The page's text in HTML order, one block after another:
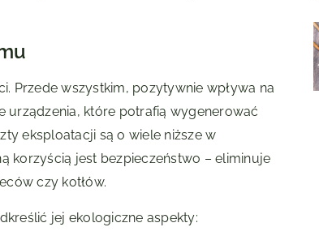
Przede wszystkim, pozytywnie wpływa na
urządzenia, które potrafią wygenerować
eksploatacji są o wiele niższe w
korzyścią jest bezpieczeństwo – eliminuje
czy kotłów.
jej ekologiczne aspekty: